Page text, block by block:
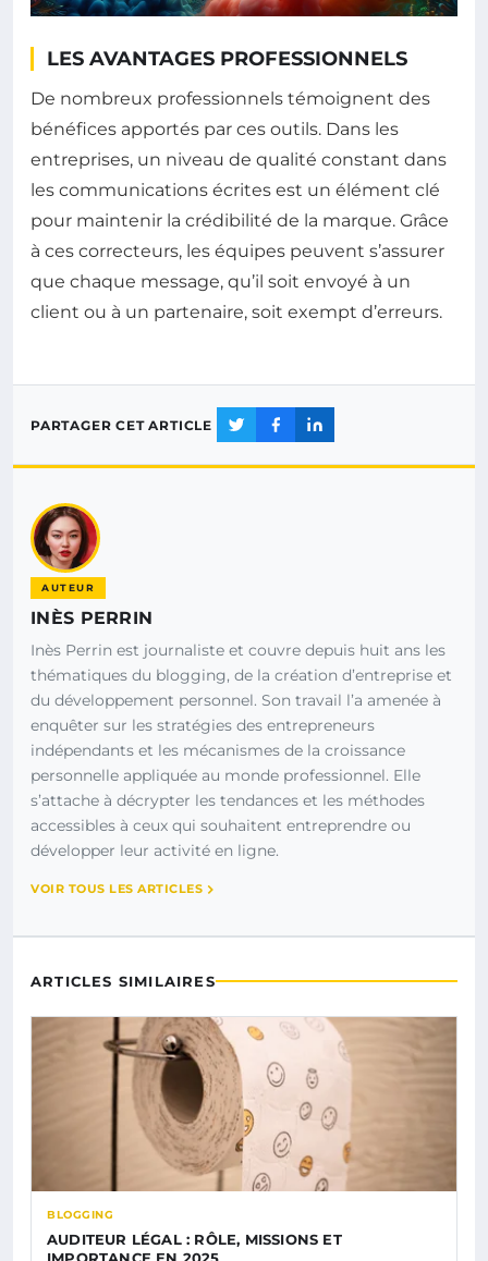
LES AVANTAGES PROFESSIONNELS
De nombreux professionnels témoignent des
bénéfices apportés par ces outils. Dans les
entreprises, un niveau de qualité constant dans
les communications écrites est un élément clé
pour maintenir la crédibilité de la marque. Grâce
à ces correcteurs, les équipes peuvent s’assurer
que chaque message, qu’il soit envoyé à un
client ou à un partenaire, soit exempt d’erreurs.
PARTAGER CET ARTICLE
AUTEUR
INÈS PERRIN
Inès Perrin est journaliste et couvre depuis huit ans les
thématiques du blogging, de la création d’entreprise et
du développement personnel. Son travail l’a amenée à
enquêter sur les stratégies des entrepreneurs
indépendants et les mécanismes de la croissance
personnelle appliquée au monde professionnel. Elle
s’attache à décrypter les tendances et les méthodes
accessibles à ceux qui souhaitent entreprendre ou
développer leur activité en ligne.
VOIR TOUS LES ARTICLES
ARTICLES SIMILAIRES
BLOGGING
AUDITEUR LÉGAL : RÔLE, MISSIONS ET